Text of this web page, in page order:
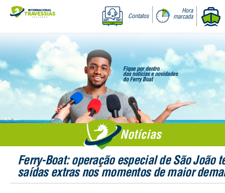
Contatos
Hora
marcada
Notícias
Ferry-Boat: operação especial de São João
saídas extras nos momentos de maior